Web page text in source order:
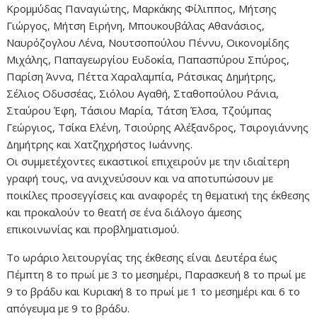
Κρομμύδας Παναγιώτης, Μαρκάκης Φίλιππος, Μήτσης
Γιώργος, Μήτση Ειρήνη, Μπουκουβάλας Αθανάσιος,
Ναυρόζογλου Λένα, Νουτσοπούλου Πέννυ, Οικονομίδης
Μιχάλης, Παπαγεωργίου Ευδοκία, Παπασπύρου Σπύρος,
Παρίση Άννα, Πέττα Χαραλαμπία, Ράτσικας Δημήτρης,
Σέλιος Οδυσσέας, Σιόλου Αγαθή, Σταθοπούλου Ράνια,
Σταύρου Έφη, Τάσιου Μαρία, Τάτση Έλσα, Τζούμπας
Γεώργιος, Τσίκα Ελένη, Τσιούρης Αλέξανδρος, Τσιρογιάννης
Δημήτρης και Χατζηχρήστος Ιωάννης.
Οι συμμετέχοντες εικαστικοί επιχειρούν με την ιδιαίτερη
γραφή τους, να ανιχνεύσουν και να αποτυπώσουν με
ποικίλες προσεγγίσεις και αναφορές τη θεματική της έκθεσης
και προκαλούν το θεατή σε ένα διάλογο άμεσης
επικοινωνίας και προβληματισμού.
Το ωράριο λειτουργίας της έκθεσης είναι Δευτέρα έως
Πέμπτη 8 το πρωί με 3 το μεσημέρι, Παρασκευή 8 το πρωί με
9 το βράδυ και Κυριακή 8 το πρωί με 1 το μεσημέρι και 6 το
απόγευμα με 9 το βράδυ.